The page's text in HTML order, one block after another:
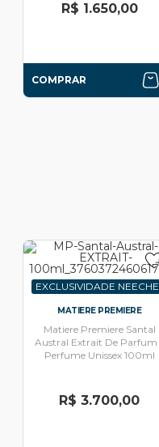
R$ 1.650,00
COMPRAR
EXCLUSIVIDADE NEECHE
MATIERE PREMIERE
Matiere Premiere Santal
Austral Extrait De Parfum -
Perfume Unissex 100ml
R$ 3.700,00